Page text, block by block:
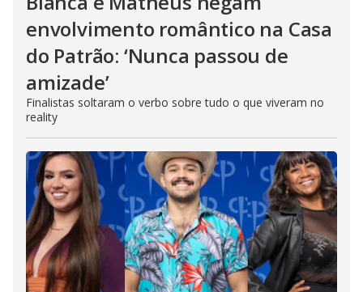
envolvimento romântico na Casa
do Patrão: ‘Nunca passou de
amizade’
Finalistas soltaram o verbo sobre tudo o que viveram no
reality